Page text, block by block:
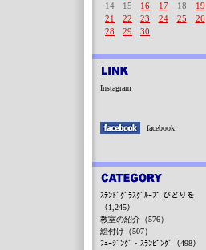
14
15 16 17 18 19
21
22 23 24 25 26
28
29 30
Instagram
facebook
ｽﾃﾝﾄﾞｸﾞﾗｽｸﾞﾙｰﾌﾟ びどりを
（1,245）
教室の紹介（576）
絵付け（507）
ﾌｭｰｼﾞﾝｸﾞ・ｽﾗﾝﾋﾟﾝｸﾞ（498）